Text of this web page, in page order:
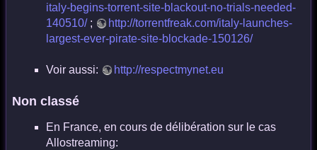
italy-begins-torrent-site-blackout-no-trials-needed-
140510/;
http://torrentfreak.com/italy-launches-
largest-ever-pirate-site-blockade-150126/
Voir aussi: http://respectmynet.eu
Non classé
En France, en cours de délibération sur le cas
Allostreaming: